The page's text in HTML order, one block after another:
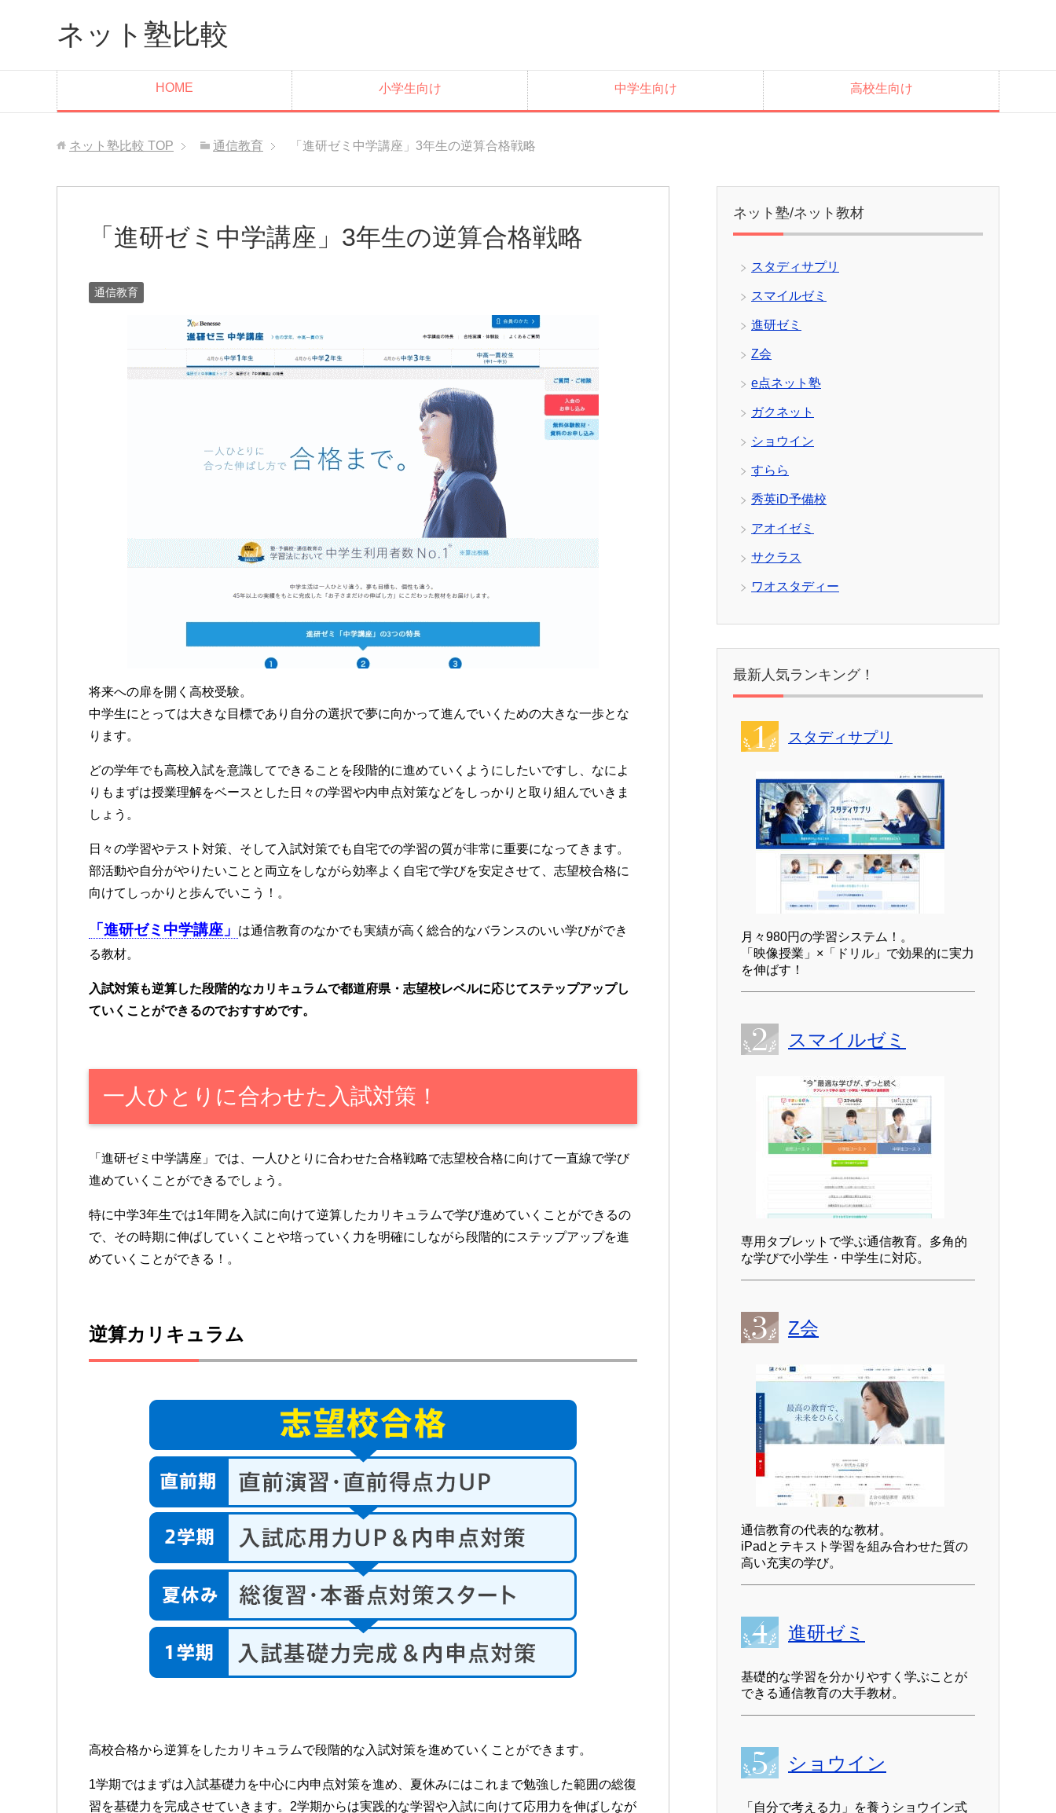
ネット塾比較
HOME 小学生向け 中学生向け 高校生向け
ネット塾比較 TOP 通信教育 「進研ゼミ中学講座」3年生の逆算合格戦略
「進研ゼミ中学講座」3年生の逆算合格戦略
通信教育
将来への扉を開く高校受験。
中学生にとっては大きな目標であり自分の選択で夢に向かって進んでいくための大きな一歩とな
ります。
どの学年でも高校入試を意識してできることを段階的に進めていくようにしたいですし、なによ
りもまずは授業理解をベースとした日々の学習や内申点対策などをしっかりと取り組んでいきま
しょう。
日々の学習やテスト対策、そして入試対策でも自宅での学習の質が非常に重要になってきます。
部活動や自分がやりたいことと両立をしながら効率よく自宅で学びを安定させて、志望校合格に
向けてしっかりと歩んでいこう！。
「進研ゼミ中学講座」
は通信教育のなかでも実績が高く総合的なバランスのいい学びができ
る教材。
入試対策も逆算した段階的なカリキュラムで都道府県・志望校レベルに応じてステップアップし
ていくことができるのでおすすめです。
一人ひとりに合わせた入試対策！
「進研ゼミ中学講座」では、一人ひとりに合わせた合格戦略で志望校合格に向けて一直線で学び
進めていくことができるでしょう。
特に中学3年生では1年間を入試に向けて逆算したカリキュラムで学び進めていくことができるの
で、その時期に伸ばしていくことや培っていく力を明確にしながら段階的にステップアップを進
めていくことができる！。
逆算カリキュラム
高校合格から逆算をしたカリキュラムで段階的な入試対策を進めていくことができます。
1学期ではまずは入試基礎力を中心に内申点対策を進め、夏休みにはこれまで勉強した範囲の総復
習を基礎力を完成させていきます。2学期からは実践的な学習や入試に向けて応用力を伸ばしなが
ネット塾/ネット教材
スタディサプリ
スマイルゼミ
進研ゼミ
Z会
e点ネット塾
ガクネット
ショウイン
すらら
秀英iD予備校
アオイゼミ
サクラス
ワオスタディー
最新人気ランキング！
スタディサプリ
月々980円の学習システム！。
「映像授業」×「ドリル」で効果的に実力
を伸ばす！
スマイルゼミ
専用タブレットで学ぶ通信教育。多角的
な学びで小学生・中学生に対応。
Z会
通信教育の代表的な教材。
iPadとテキスト学習を組み合わせた質の
高い充実の学び。
進研ゼミ
基礎的な学習を分かりやすく学ぶことが
できる通信教育の大手教材。
ショウイン
「自分で考える力」を養うショウイン式